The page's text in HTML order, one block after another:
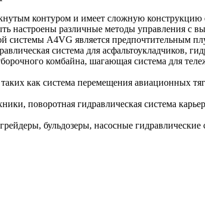
контуром и имеет сложную
настроены различные методы управления с
системы A4VG является предпочтительным
система для асфальтоукладчиков,
комбайна, шагающая система для
как система перемещения авиационных
поворотная гидравлическая система
бульдозеры, насосные